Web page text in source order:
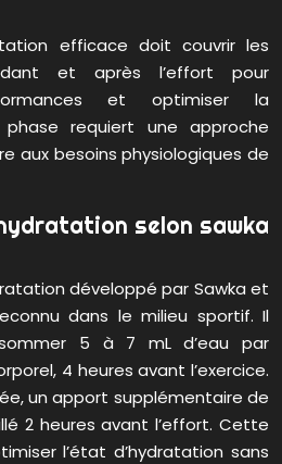
efficace doit couvrir les
et après l’effort pour
et optimiser la
phase requiert une approche
aux besoins physiologiques de
selon sawka
développé par Sawka et
dans le milieu sportif. Il
5 à 7 mL d’eau par
4 heures avant l’exercice.
un apport supplémentaire de
2 heures avant l’effort. Cette
l’état d’hydratation sans